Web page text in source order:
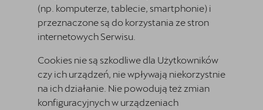
(np. komputerze, tablecie, smartphonie) i
przeznaczone są do korzystania ze stron
internetowych Serwisu.
Cookies nie są szkodliwe dla Użytkowników
czy ich urządzeń, nie wpływają niekorzystnie
na ich działanie. Nie powodują też zmian
konfiguracyjnych w urządzeniach